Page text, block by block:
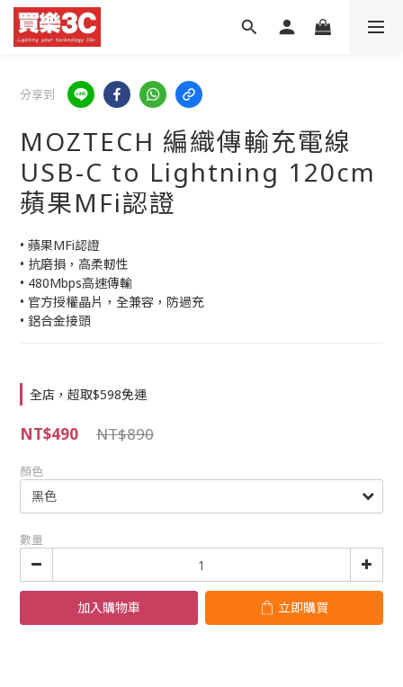
分享到
MOZTECH 編織傳輸充電線
USB-C to Lightning 120cm
蘋果MFi認證
• 蘋果MFi認證
• 抗磨損，高柔軔性
• 480Mbps高速傳輸
• 官方授權晶片，全兼容，防過充
• 鋁合金接頭
全店，超取$598免運
NT$890
NT$490
顏色
數量
加入購物車 立即購買